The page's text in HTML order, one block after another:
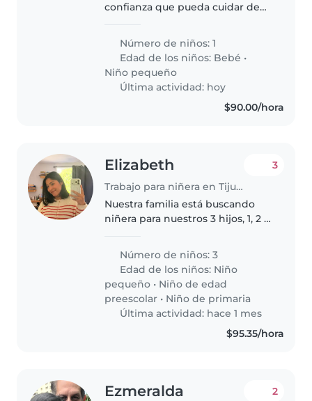
confianza que pueda cuidar de
años. Es un niño/a muy
enérgico/a, cariñoso/a y curioso/a.
Nos gustaría que la niñera se
sienta..
Número de niños: 1
Edad de los niños: Bebé •
Niño pequeño
Última actividad: hoy
$90.00/hora
Elizabeth
Trabajo para niñera en Tijuana
3
Nuestra familia está buscando
niñera para nuestros 3 hijos, 1, 2 y
usualmente sería en la
tarde/noche ya que sea hora de
dormir a los niños, ser muy..
Número de niños: 3
Edad de los niños: Niño
pequeño • Niño de edad
preescolar • Niño de primaria
Última actividad: hace 1 mes
$95.35/hora
Ezmeralda 2